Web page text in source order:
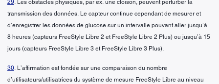
29. Les obstacles physiques, par ex. une cloison, peuvent perturber la
transmission des données. Le capteur continue cependant de mesurer et
d’enregistrer les données de glucose sur un intervalle pouvant aller jusqu’à
8 heures (capteurs FreeStyle Libre 2 et FreeStyle Libre 2 Plus) ou jusqu’à 15
jours (capteurs FreeStyle Libre 3 et FreeStyle Libre 3 Plus).
30. L’affirmation est fondée sur une comparaison du nombre
d’utilisateurs/utilisatrices du système de mesure FreeStyle Libre au niveau